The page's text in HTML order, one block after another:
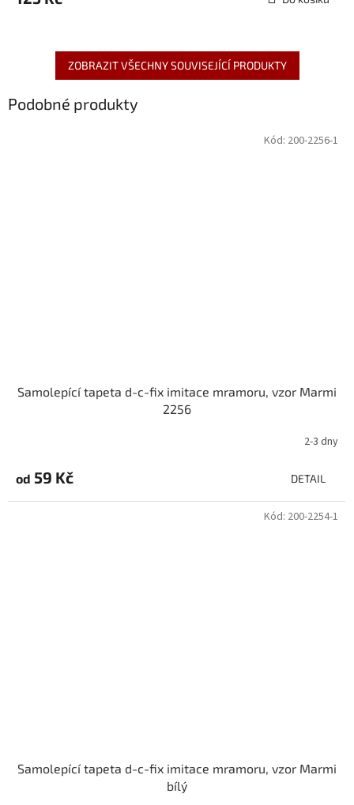
ZOBRAZIT VŠECHNY SOUVISEJÍCÍ PRODUKTY
Podobné produkty
Samolepící tapeta d-c-fix imitace mramoru, vzor Marmi
2256
2-3 dny
od 59 Kč DETAIL
Kód: 200-2256-1
Samolepící tapeta d-c-fix imitace mramoru, vzor Marmi
bílý
Kód: 200-2254-1